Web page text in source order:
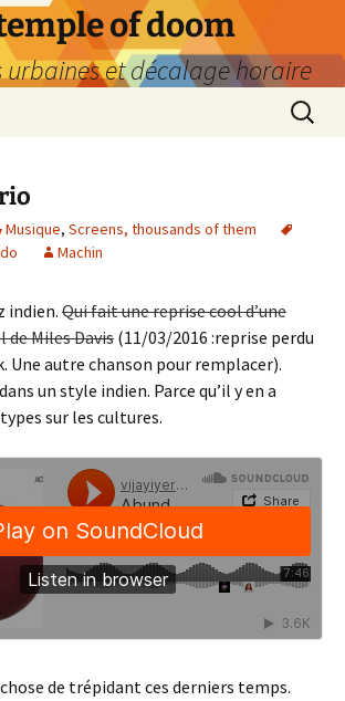
of doom
urbaines et décalage horaire
Musique, Screens, thousands of them
Machin
indien.Qui fait une reprise cool d’une
de Miles Davis (11/03/2016 :reprise perdu
Une autre chanson pour remplacer).
un style indien. Parce qu’il y en a
sur les cultures.
de trépidant ces derniers temps.